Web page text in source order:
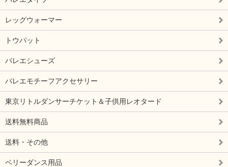
レッグウォーマー
トウパット
バレエシューズ
バレエモチーフアクセサリー
東京リトルダンサーチケット＆子供用レオタード
送料無料商品
送料・その他
ベリーダンス用品